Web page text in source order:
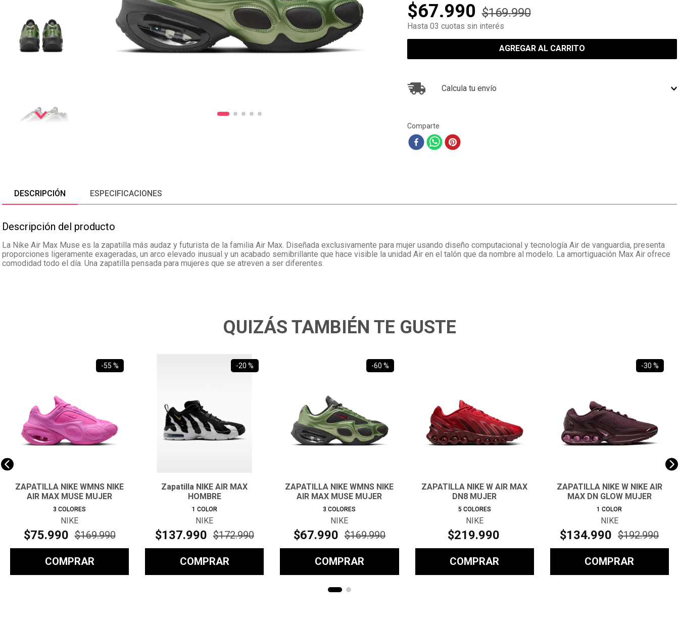
$67.990 $169.990
Hasta 03 cuotas sin interés
AGREGAR AL CARRITO
Calcula tu envío
Comparte
DESCRIPCIÓN ESPECIFICACIONES
Descripción del producto
La Nike Air Max Muse es la zapatilla más audaz y futurista de la familia Air Max. Diseñada exclusivamente para mujer usando diseño computacional y tecnología Air de vanguardia, presenta
proporciones ligeramente exageradas, un arco elevado inusual y un acabado semibrillante que hace visible la unidad Air en el talón que da nombre al modelo. La amortiguación Max Air ofrece
comodidad todo el día. Una zapatilla pensada para mujeres que se atreven a ser diferentes.
QUIZÁS TAMBIÉN TE GUSTE
-55 %
ZAPATILLA NIKE WMNS NIKE
AIR MAX MUSE MUJER
3 COLORES
NIKE
$75.990 $169.990
COMPRAR
-20 %
Zapatilla NIKE AIR MAX
HOMBRE
1 COLOR
NIKE
$137.990 $172.990
COMPRAR
-60 %
ZAPATILLA NIKE WMNS NIKE
AIR MAX MUSE MUJER
3 COLORES
NIKE
$67.990 $169.990
COMPRAR
ZAPATILLA NIKE W AIR MAX
DN8 MUJER
5 COLORES
NIKE
$219.990
COMPRAR
-30 %
ZAPATILLA NIKE W NIKE AIR
MAX DN GLOW MUJER
1 COLOR
NIKE
$134.990 $192.990
COMPRAR